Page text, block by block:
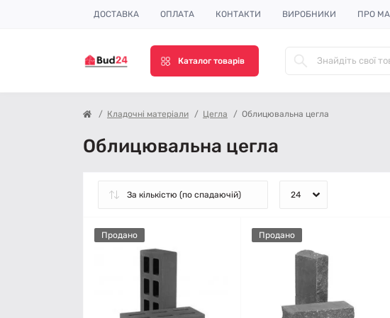
ДОСТАВКА ОПЛАТА КОНТАКТИ ВИРОБНИКИ ПРО
Каталог товарів
Кладочні матеріали Цегла Облицювальна цегла
Облицювальна цегла
Продано Продано